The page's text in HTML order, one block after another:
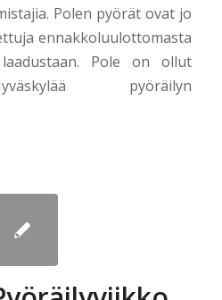
Polen pyörät ovat jo
ennakkoluulottomasta
Pole on ollut
pyöräilyn